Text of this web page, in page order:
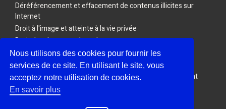
Nous utilisons des cookies pour fournir les
services de ce site. En utilisant le site, vous
acceptez notre utilisation de cookies.
En savoir plus
Déréférencement et effacement de contenus illicites sur
Internet
Droit à l'image et atteinte à la vie privée
Droit des drones et des robots
Droit des Jeux vidéo, de l'E-sport et des Jeux en ligne
Droit du travail et nouvelles technologies
E-réputation : action en diffamation, injure ou dénigrement
Protection des données personnelles